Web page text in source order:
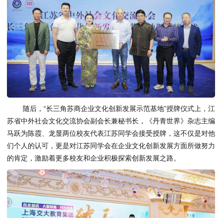
随后，“长三角苏商企业文化创新发展示范基地”授牌仪式上，江
苏省中外社会文化交流协会副会长兼秘书长，《丹青世界》杂志主编
马跃为陈霞、龙显两位校友代表江苏同学会接受授牌，这不仅是对他
们个人的认可，更是对江苏同学会在企业文化创新发展方面所做努力
的肯定，激励着更多校友和企业积极探索创新发展之路。